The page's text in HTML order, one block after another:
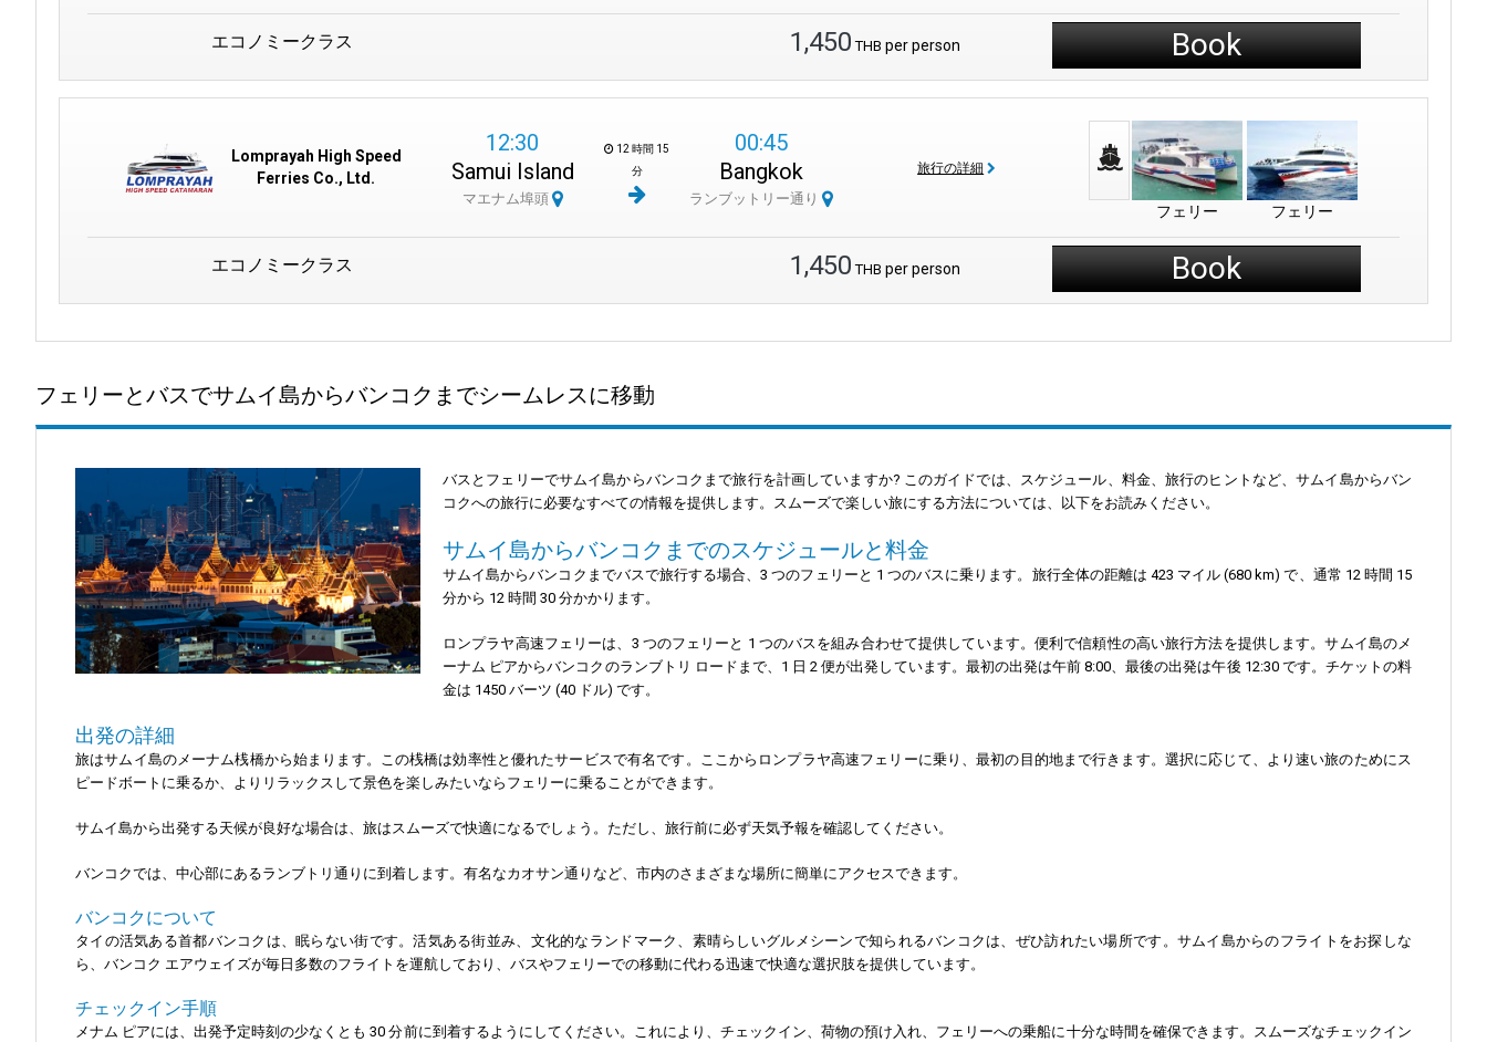
エコノミークラス 1,450 THB per person Book
Lomprayah High Speed
Ferries Co., Ltd.
12:30
Samui Island
マエナム埠頭
12 時間 15
分
00:45
Bangkok
ランブットリー通り
旅行の詳細
フェリー フェリー
エコノミークラス 1,450 THB per person Book
フェリーとバスでサムイ島からバンコクまでシームレスに移動
バスとフェリーでサムイ島からバンコクまで旅行を計画していますか? このガイドでは、スケジュール、料金、旅行のヒントなど、サムイ島からバン
コクへの旅行に必要なすべての情報を提供します。スムーズで楽しい旅にする方法については、以下をお読みください。
サムイ島からバンコクまでのスケジュールと料金
サムイ島からバンコクまでバスで旅行する場合、3 つのフェリーと 1 つのバスに乗ります。旅行全体の距離は 423 マイル (680 km) で、通常 12 時間 15
分から 12 時間 30 分かかります。
ロンプラヤ高速フェリーは、3 つのフェリーと 1 つのバスを組み合わせて提供しています。便利で信頼性の高い旅行方法を提供します。サムイ島のメ
ーナム ピアからバンコクのランブトリ ロードまで、1 日 2 便が出発しています。最初の出発は午前 8:00、最後の出発は午後 12:30 です。チケットの料
金は 1450 バーツ (40 ドル) です。
出発の詳細
旅はサムイ島のメーナム桟橋から始まります。この桟橋は効率性と優れたサービスで有名です。ここからロンプラヤ高速フェリーに乗り、最初の目的地まで行きます。選択に応じて、より速い旅のためにス
ピードボートに乗るか、よりリラックスして景色を楽しみたいならフェリーに乗ることができます。
サムイ島から出発する天候が良好な場合は、旅はスムーズで快適になるでしょう。ただし、旅行前に必ず天気予報を確認してください。
バンコクでは、中心部にあるランブトリ通りに到着します。有名なカオサン通りなど、市内のさまざまな場所に簡単にアクセスできます。
バンコクについて
タイの活気ある首都バンコクは、眠らない街です。活気ある街並み、文化的なランドマーク、素晴らしいグルメシーンで知られるバンコクは、ぜひ訪れたい場所です。サムイ島からのフライトをお探しな
ら、バンコク エアウェイズが毎日多数のフライトを運航しており、バスやフェリーでの移動に代わる迅速で快適な選択肢を提供しています。
チェックイン手順
メナム ピアには、出発予定時刻の少なくとも 30 分前に到着するようにしてください。これにより、チェックイン、荷物の預け入れ、フェリーへの乗船に十分な時間を確保できます。スムーズなチェックイン